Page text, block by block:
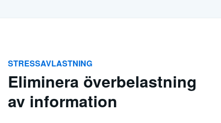
STRESSAVLASTNING
Eliminera överbelastning
av information